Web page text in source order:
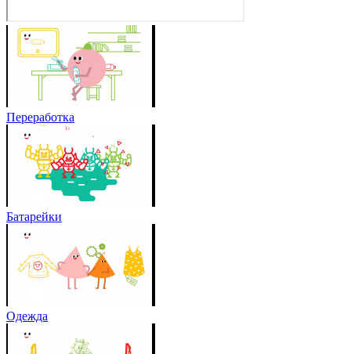
Переработка
Батарейки
Одежда